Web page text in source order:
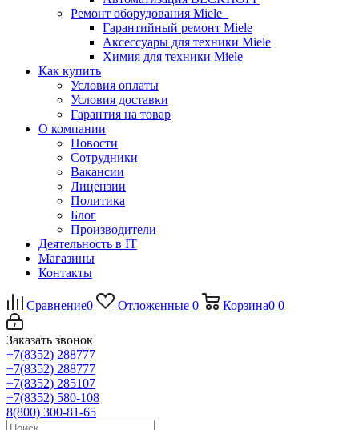
Ремонт оборудования Miele
Гарантийный ремонт Miele
Аксессуары для техники Miele
Химия для техники Miele
Как купить
Условия оплаты
Условия доставки
Гарантия на товар
О компании
Новости
Сотрудники
Вакансии
Лицензии
Политика
Блог
Производители
Деятельность в IT
Магазины
Контакты
Сравнение0 Отложенные 0 Корзина0 0
Заказать звонок
+7(8352) 288777
+7(8352) 288777
+7(8352) 285107
+7(8352) 580-108
8(800) 300-81-65